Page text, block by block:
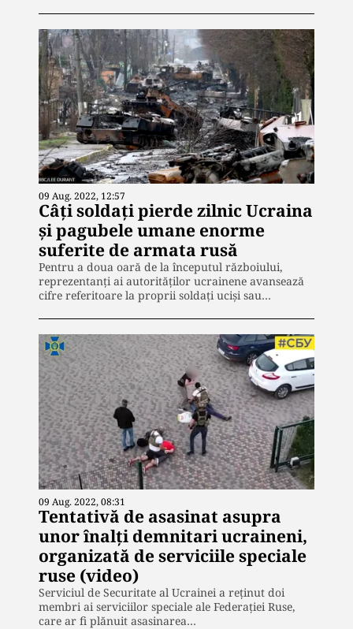
09 Aug. 2022, 12:57
Câți soldați pierde zilnic Ucraina
și pagubele umane enorme
suferite de armata rusă
Pentru a doua oară de la începutul războiului,
reprezentanți ai autorităților ucrainene avansează
cifre referitoare la proprii soldați uciși sau…
09 Aug. 2022, 08:31
Tentativă de asasinat asupra
unor înalți demnitari ucraineni,
organizată de serviciile speciale
ruse (video)
Serviciul de Securitate al Ucrainei a reținut doi
membri ai serviciilor speciale ale Federației Ruse,
care ar fi plănuit asasinarea…